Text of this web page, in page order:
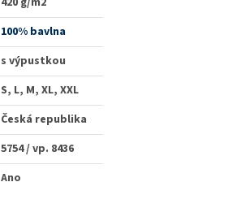
100% bavlna
s výpustkou
S, L, M, XL, XXL
Česká republika
5754 / vp. 8436
Ano